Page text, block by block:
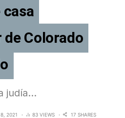
Colorado
judía…
2021 83 VIEWS
17 SHARES